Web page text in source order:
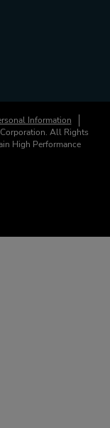
Information
All Rights
High Performance